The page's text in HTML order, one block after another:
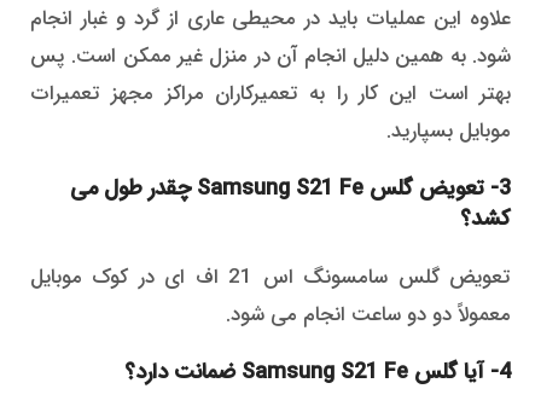
علاوه این عملیات باید در محیطی عاری از گرد و غبار انجام
شود. به همین دلیل انجام آن در منزل غیر ممکن است. پس
بهتر است این کار را به تعمیرکاران مراکز مجهز تعمیرات
موبایل بسپارید.
3- تعویض گلس Samsung S21 Fe چقدر طول می
کشد؟
تعویض گلس سامسونگ اس 21 اف ای در کوک موبایل
معمولاً دو دو ساعت انجام می شود.
4- آیا گلس Samsung S21 Fe ضمانت دارد؟